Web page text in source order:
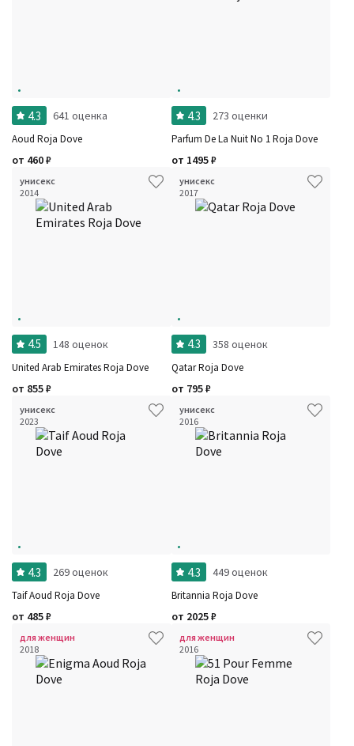
4.3 641 оценка
Aoud Roja Dove
от 460₽
4.3 273 оценки
Parfum De La Nuit No 1 Roja Dove
от 1495₽
унисекс
2014
4.5 148 оценок
United Arab Emirates Roja Dove
от 855₽
унисекс
2017
4.3 358 оценок
Qatar Roja Dove
от 795₽
унисекс
2023
4.3 269 оценок
Taif Aoud Roja Dove
от 485₽
унисекс
2016
4.3 449 оценок
Britannia Roja Dove
от 2025₽
для женщин
2018
для женщин
2016